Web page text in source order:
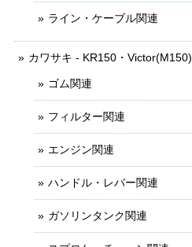
ライン・ケーブル関連
カワサキ - KR150・Victor(M150)
ゴム関連
フィルター関連
エンジン関連
ハンドル・レバー関連
ガソリンタンク関連